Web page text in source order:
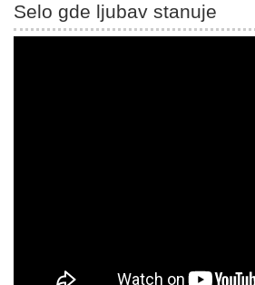
Selo gde ljubav stanuje